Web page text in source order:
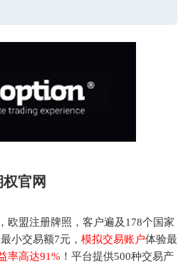
官网
，欧盟注册牌照，客户遍及178个国家
最小交易额7元， 模拟交易账户体验最
率高达91% ！平台提供500种交易产